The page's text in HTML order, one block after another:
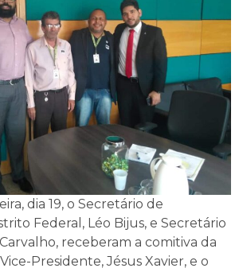
dia 19, o Secretário de
Federal, Léo Bijus, e Secretário
receberam a comitiva da
Presidente, Jésus Xavier, e o